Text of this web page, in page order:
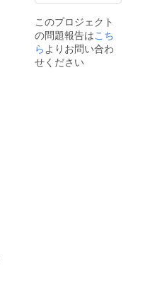
このプロジェクト
の問題報告はこち
ら よりお問い合わ
せください